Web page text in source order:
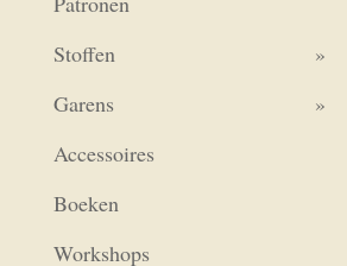
Stoffen
Garens
Accessoires
Boeken
Workshops